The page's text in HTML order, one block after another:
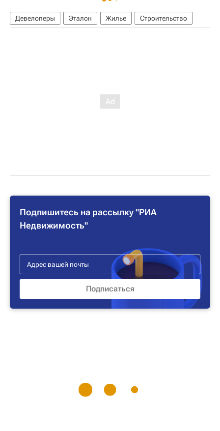
Девелоперы Эталон Жилье Строительство
Подпишитесь на рассылку "РИА
Недвижимость"